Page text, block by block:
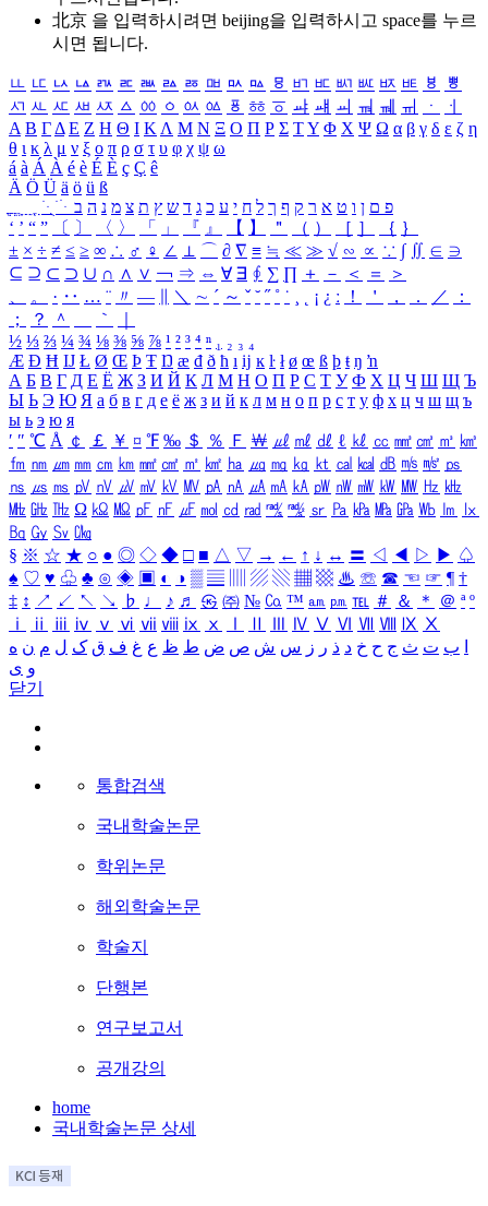
北京 을 입력하시려면 beijing을 입력하시고 space를 누르
시면 됩니다.
ㅥ ㅦ ㅧ ㅨ ㅩ ㅪ ㅫ ㅬ ㅭ ㅮ ㅯ ㅰ ㅱ ㅲ ㅳ ㅴ ㅵ ㅶ ㅷ ㅸ
ㅹ
ㅺ ㅻ ㅼ ㅽ ㅾ ㅿ ㆀ ㆁ ㆂ ㆃ ㆄ ㆅ ㆆ ㆇ ㆈ ㆉ ㆊ ㆋ ㆌ ㆍ
ㆎ
Α Β ΓΔ Ε Ζ Η Θ Ι ΚΛ Μ Ν Ξ Ο Π Ρ Σ ΤΥ Φ Χ Ψ Ω α β γ δ ε ζ η
θ ι κ λ μ ν ξ ο π ρ σ τ υ φ χ ψ ω
á à Á À é è É È ç Ç ê
Ä Ö Ü ä ö ü ß
ִֶֹ ֻּ ׁׂ פ ם ן ו ט א ר ק ף ך ל ח י ע כ ג ד ש ץ ת צ מ נ ה ב
‘ ’ “ ” 〔 〕 〈 〉 「 」 『 』 【 】 ＂ （ ） ［ ］ ｛ ｝
± × ÷ ≠ ≤ ≥ ∞ ∴ ♂ ♀ ∠ ⊥ ⌒ ∂ ∇ ≡ ≒ ≪ ≫ √ ∽ ∝ ∵ ∫ ∬ ∈ ∋
⊆ ⊇ ⊂ ⊃ ∪ ∩ ∧ ∨ ￢ ⇒ ⇔ ∀ ∃ ∮ ∑ ∏ ＋ － ＜ ＝
＞
、
。 · ‥ … ¨ 〃 ― ＼ ∼ ´ ～ ˇ ˘ ˝ ˚ ˙ ¸ ¡ ¿ ː ！ ＇ ， ． ／
：
；
？ ＾ ｀
½ ⅓ ⅔ ¼ ¾ ⅛ ⅜ ⅝ ⅞ ¹ ² ³ ⁴ ⁿ ₁ ₂ ₃ ₄
Æ Ð Ħ Ĳ Ł Ø Œ Þ Ŧ Ŋ æ đ ð ħ ı ĳ ĸ ŀ ł ø œ ß þ ŧ ŋ ŉ
А Б В Г Д Е Ё Ж З И Й К Л М Н О П Р С Т У Ф Х Ц Ч Ш Щ Ъ
Ы Ь Э Ю Я а б в г д е ё ж з и й к л м н о п р с т у ф х ц ч ш щ ъ
ы ь э ю я
′ ″ ℃ Å ￠ ￡ ￥ ¤ ℉ ‰ ＄ ％ Ｆ ￦ ㎕ ㎖ ㎗ ℓ ㎘ ㏄ ㎣ ㎤ ㎥ ㎦
㎙ ㎚ ㎛ ㎜ ㎝ ㎞ ㎟ ㎠ ㎡ ㎢ ㏊ ㎍ ㎎ ㎏ ㏏ ㎈ ㎉ ㏈ ㎧ ㎨ ㎰
㎱ ㎲ ㎳ ㎴ ㎵ ㎶ ㎷ ㎸ ㎹ ㎀ ㎁ ㎂ ㎃ ㎄ ㎺ ㎻ ㎽ ㎾ ㎿ ㎐ ㎑
㎒ ㎓ ㎔ Ω ㏀ ㏁ ㎊ ㎋ ㎌ ㏖ ㏅ ㎭ ㎮ ㎯ ㏛ ㎩ ㎪ ㎫ ㎬ ㏝ ㏐
㏓
㏃ ㏉ ㏜ ㏆
§ ※ ☆ ★ ○ ● ◎ ◇ ◆ □ ■ △ ▽ → ← ↑ ↓ ↔ 〓 ◁ ◀ ▷ ▶ ♤
♠ ♡ ♥ ♧ ♣ ⊙ ◈ ▣ ◐ ◑ ▒ ▤ ▨ ▧ ▦ ▩ ♨ ☏ ☎ ☜ ☞ ¶ †
‡ ↕ ↗ ↙ ↖ ↘ ♭ ♩ ♪ ♬ ㉿ ㈜ № ㏇ ™ ㏂ ㏘ ℡ ＃ ＆ ＊ ＠ ª º
ⅰ
ⅱ ⅲ ⅳ ⅴ ⅵ ⅶ ⅷ ⅸ ⅹ Ⅳ Ⅴ Ⅵ Ⅶ Ⅷ Ⅸ Ⅹ
ب ت ث ج ح خ د ذ ر ز س ش ص ض ط ظ ع غ ف ق ک ل م ن ه
و ی
닫기
통합검색
국내학술논문
학위논문
해외학술논문
학술지
단행본
연구보고서
공개강의
home
국내학술논문 상세